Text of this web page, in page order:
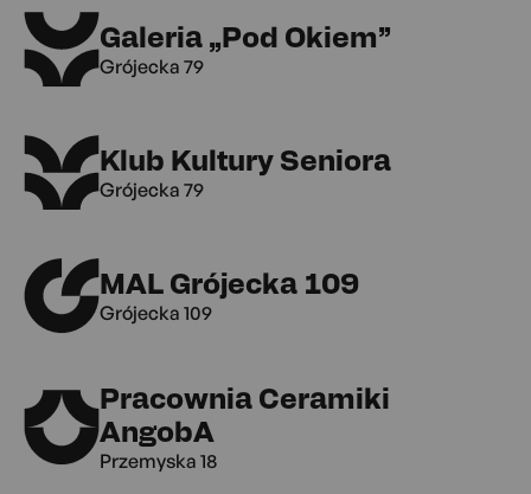
Galeria „Pod Okiem”
Grójecka 79
Klub Kultury Seniora
Grójecka 79
MAL Grójecka 109
Grójecka 109
Pracownia Ceramiki
AngobA
Przemyska 18